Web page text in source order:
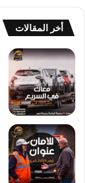
أخر المقالات